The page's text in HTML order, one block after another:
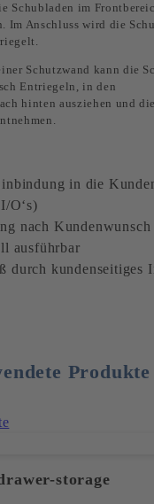
Schubladen im
Im Anschluss wird die
Schutzwand kann die
Entriegeln, in den
hinten ausziehen und
in die
O‘s)
nach Kundenwunsch
ausführbar
durch kundenseitiges
Produkte
storage